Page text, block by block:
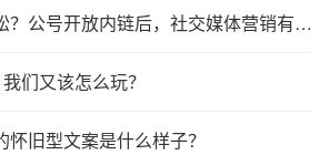
打广告卖货更轻松？公号开放内链后，社交媒体营销有多少玩法？
们又该怎么玩？
旧型文案是什么样子？